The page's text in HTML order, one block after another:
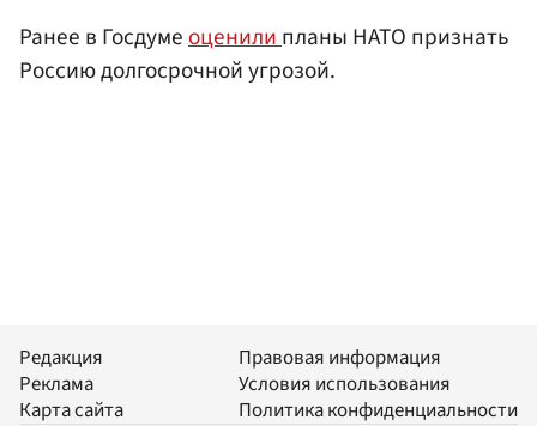
Ранее в Госдумеоценилипланы НАТО признать
Россию долгосрочной угрозой.
Редакция
Реклама
Карта сайта
Правовая информация
Условия использования
Политика конфиденциальности